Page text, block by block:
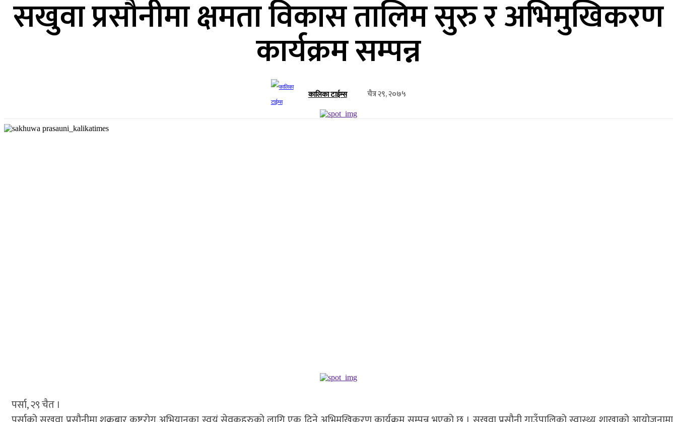
सखुवा प्रसौनीमा क्षमता विकास तालिम सुरु र अभिमुखिकरण
कार्यक्रम सम्पन्न
कालिका टाईम्स चैत्र २९, २०७५
पर्सा, २९ चैत ।